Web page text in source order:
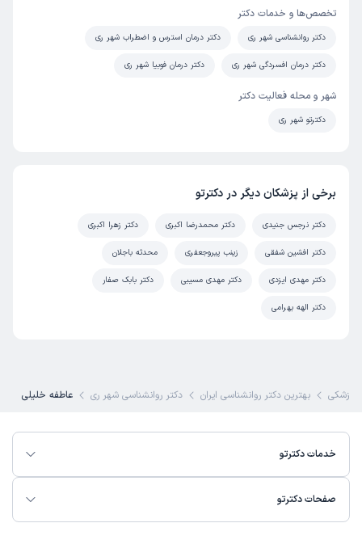
تخصص‌ها و خدمات دکتر
دکتر روانشناسی شهر ری دکتر درمان استرس و اضطراب شهر ری
دکتر درمان افسردگی شهر ری دکتر درمان فوبیا شهر ری
شهر و محله فعالیت دکتر
دکترتو شهر ری
برخی از پزشکان دیگر در دکترتو
دکتر نرجس جنیدی دکتر محمدرضا اکبری دکتر زهرا اکبری
دکتر افشین شفقی زینب پیروجعفری محدثه باجلان
دکتر مهدی ایزدی دکتر مهدی مسیبی دکتر بابک صفار
دکتر الهه بهرامی
پزشکی بهترین دکتر روانشناسی ایران دکتر روانشناسی شهر ری عاطفه خلیلی
خدمات دکترتو
صفحات دکترتو